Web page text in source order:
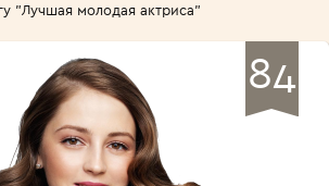
"Лучшая молодая актриса"
84